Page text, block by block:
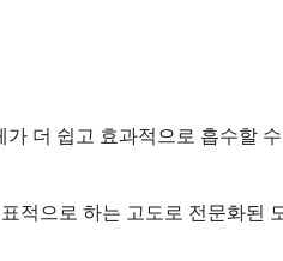
더 쉽고 효과적으로 흡수할
적으로 하는 고도로 전문화된